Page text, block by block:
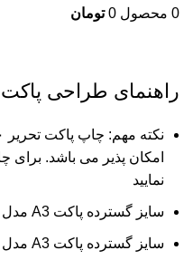
0 محصول 0 تومان
راهنمای طراحی پاکت A3
امکان پذیر می باشد. برای
نمایید
سایز گسترده پاکت A3 مدل کیسه ای باید ۴۸.۵×۶۷ باشد.
سایز گسترده پاکت A3 مدل کیفی باید ۴۷.۵×۶۷ باشد.